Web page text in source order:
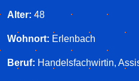
Alter: 48
Wohnort: Erlenbach
Beruf: Handelsfachwirtin,